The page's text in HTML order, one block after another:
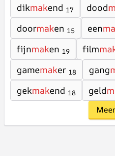
dikmakend 17 dood
doormaken 15 een
fijnmaken 19 film
gamemaker 18 gang
gekmakend 18 geld